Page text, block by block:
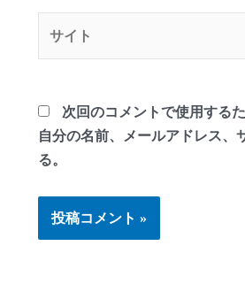
*
次回のコメントで使用する
自分の名前、メールアドレス、
る。